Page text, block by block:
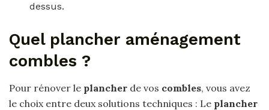
dessus.
Quel plancher aménagement
combles ?
Pour rénover le plancher de vos combles, vous avez
le choix entre deux solutions techniques : Le plancher